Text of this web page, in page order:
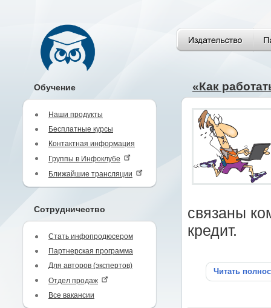
Обучение
Наши продукты
Бесплатные курсы
Контактная информация
Группы в Инфоклубе
Ближайшие трансляции
Сотрудничество
Стать инфопродюсером
Партнерская программа
Для авторов (экспертов)
Отдел продаж
Все вакансии
«Как
связаны
кредит.
Читать